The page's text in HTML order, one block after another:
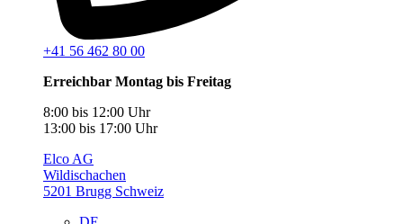
+41 56 462 80 00
Erreichbar Montag bis Freitag
8:00 bis 12:00 Uhr
13:00 bis 17:00 Uhr
Elco AG
Wildischachen
5201 Brugg Schweiz